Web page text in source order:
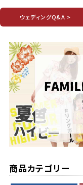
ウェディングQ&A >
商品カテゴリー